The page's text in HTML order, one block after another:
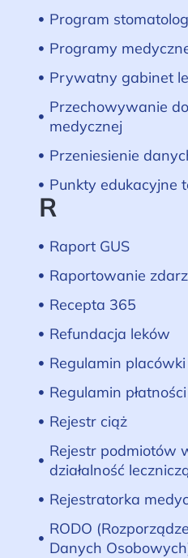
Program
Programy
Prywatny gabinet
Przechowywanie
medycznej
Przeniesienie
Punkty edukacyjne
R
Raport GUS
Raportowanie
Recepta 365
Refundacja leków
Regulamin
Regulamin
Rejestr ciąż
Rejestr podmiotów
działalność
Rejestratorka
RODO
Danych